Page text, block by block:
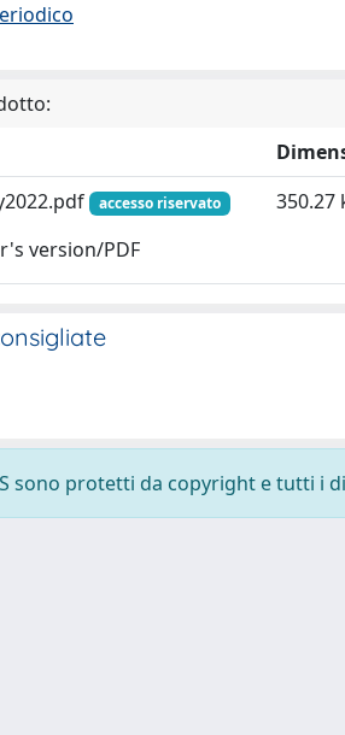
accesso riservato
version/PDF
350.27
sono protetti da copyright e tutti i